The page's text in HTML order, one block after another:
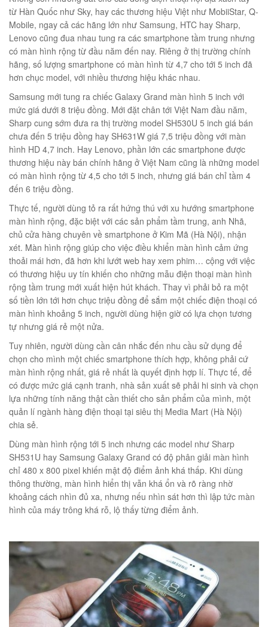
GIỎ
Túi đeo chéo nam công sở da bò sáp đựng tài liệu A4 KT57
₫
GIỎ
từ Hàn Quốc như Sky, hay các thương hiệu Việt như MobiiStar, Q-
Mobile, ngay cả các hãng lớn như Samsung, HTC hay Sharp,
Lenovo cũng đua nhau tung ra các smartphone tầm trung nhưng
có màn hình rộng từ đầu năm đến nay. Riêng ở thị trường chính
hãng, số lượng smartphone có màn hình từ 4,7 cho tới 5 inch đã
hơn chục model, với nhiều thương hiệu khác nhau.
Samsung mới tung ra chiếc Galaxy Grand màn hình 5 inch với
mức giá dưới 8 triệu đồng. Mới đặt chân tới Việt Nam đầu năm,
Sharp cung sớm đưa ra thị trường model SH530U 5 inch giá bán
chưa đến 5 triệu đồng hay SH631W giá 7,5 triệu đồng với màn
hình HD 4,7 inch. Hay Lenovo, phần lớn các smartphone được
thương hiệu này bán chính hãng ở Việt Nam cũng là những model
có màn hình rộng từ 4,5 cho tới 5 inch, nhưng giá bán chỉ tầm 4
đến 6 triệu đồng.
Thực tế, người dùng tỏ ra rất hứng thú với xu hướng smartphone
màn hình rộng, đặc biệt với các sản phẩm tầm trung, anh Nhã,
chủ cửa hàng chuyên về smartphone ở Kim Mã (Hà Nội), nhận
xét. Màn hình rộng giúp cho việc điều khiển màn hình cảm ứng
thoải mái hơn, đã hơn khi lướt web hay xem phim… cộng với việc
có thương hiệu uy tín khiến cho những mẫu điện thoại màn hình
rộng tầm trung mới xuất hiện hút khách. Thay vì phải bỏ ra một
số tiền lớn tới hơn chục triệu đồng để sắm một chiếc điện thoại có
màn hình khoảng 5 inch, người dùng hiện giờ có lựa chọn tương
tự nhưng giá rẻ một nửa.
Tuy nhiên, người dùng cần cân nhắc đến nhu cầu sử dụng để
chọn cho mình một chiếc smartphone thích hợp, không phải cứ
màn hình rộng nhất, giá rẻ nhất là quyết định hợp lí. Thực tế, để
có được mức giá cạnh tranh, nhà sản xuất sẽ phải hi sinh và chọn
lựa những tính năng thật cần thiết cho sản phẩm của mình, một
quản lí ngành hàng điện thoại tại siêu thị Media Mart (Hà Nội)
chia sẻ.
Dùng màn hình rộng tới 5 inch nhưng các model như Sharp
SH531U hay Samsung Galaxy Grand có độ phân giải màn hình
chỉ 480 x 800 pixel khiến mật độ điểm ảnh khá thấp. Khi dùng
thông thường, màn hình hiển thị vẫn khá ổn và rõ ràng nhờ
khoảng cách nhìn đủ xa, nhưng nếu nhìn sát hơn thì lập tức màn
hình của máy trông khá rỗ, lộ thấy từng điểm ảnh.